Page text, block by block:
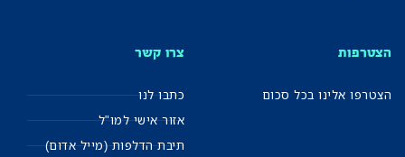
הצטרפות
הצטרפו אלינו בכל סכום
צרו קשר
כתבו לנו
אזור אישי למו"ל
תיבת הדלפות (מייל אדום)